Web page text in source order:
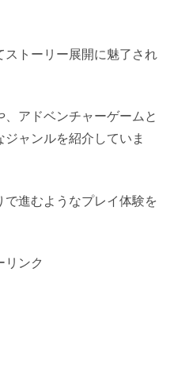
トーリー展開に魅了され
、アドベンチャーゲームと
ャンルを紹介していま
進むようなプレイ体験を
リンク